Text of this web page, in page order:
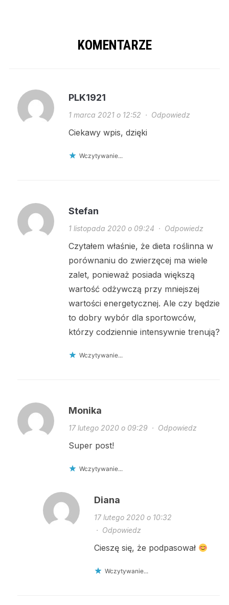
KOMENTARZE
PLK1921
1 marca 2021 o 12:52 · Odpowiedz
Ciekawy wpis, dzięki
Wczytywanie...
Stefan
1 listopada 2020 o 09:24 · Odpowiedz
Czytałem właśnie, że dieta roślinna w
porównaniu do zwierzęcej ma wiele
zalet, ponieważ posiada większą
wartość odżywczą przy mniejszej
wartości energetycznej. Ale czy będzie
to dobry wybór dla sportowców,
którzy codziennie intensywnie trenują?
Wczytywanie...
Monika
17 lutego 2020 o 09:29 · Odpowiedz
Super post!
Wczytywanie...
Diana
17 lutego 2020 o 10:32
· Odpowiedz
Cieszę się, że podpasował
Wczytywanie...